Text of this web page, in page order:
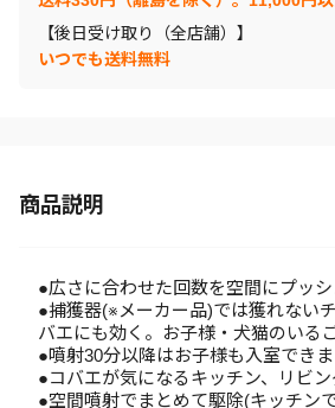
【後日受け取り（全店舗）】
いつでも送料無料
商品説明
●広さに合わせた回数を空間にプッ
●捕獲器(※メーカー品)では獲れない
バエにも効く。お子様・犬猫のいる
●噴射30分以降はお子様も入室できま
●コバエが気になるキッチン、リビ
●空間噴射でまとめて駆除(キッチン